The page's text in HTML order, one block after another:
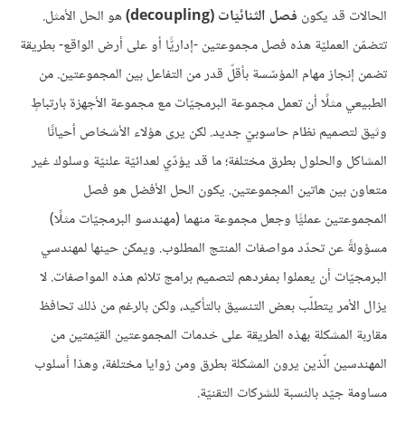
الحالات قد يكون فصل الثنائيّات (decoupling)
هو الحل الأمثل.
تتضمّن العمليّة هذه فصل مجموعتين -إداريًّا أو على أرض الواقع- بطريقة
تضمن إنجاز مهام المؤسّسة بأقلّ قدر من التفاعل بين المجموعتين. من
الطبيعي مثلًا أن تعمل مجموعة البرمجيّات مع مجموعة الأجهزة بارتباطٍ
وثيق لتصميم نظام حاسوبيّ جديد. لكن يرى هؤلاء الأشخاص أحيانًا
المشاكل والحلول بطرق مختلفة؛ ما قد يؤدّي لعدائيّة علنيّة وسلوك غير
متعاون بين هاتين المجموعتين. يكون الحل الأفضل هو فصل
المجموعتين عمليًّا وجعل مجموعة منهما (مهندسو البرمجيّات مثلًا)
مسؤولةً عن تحدّد مواصفات المنتج المطلوب. ويمكن حينها لمهندسي
البرمجيّات أن يعملوا بمفردهم لتصميم برامج تلائم هذه المواصفات. لا
يزال الأمر يتطلّب بعض التنسيق بالتأكيد، ولكن بالرغم من ذلك تحافظ
مقاربة المشكلة بهذه الطريقة على خدمات المجموعتين القيّمتين من
المهندسين الّذين يرون المشكلة بطرق ومن زوايا مختلفة، وهذا أسلوب
مساومة جيّد بالنسبة للشركات التقنيّة.